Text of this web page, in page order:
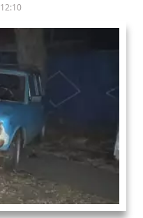
12:10